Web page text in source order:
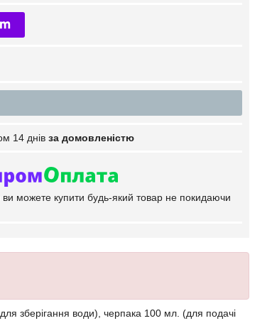
14 днів за домовленістю
ви можете купити будь-який товар не покидаючи
зберігання води), черпака 100 мл. (для подачі